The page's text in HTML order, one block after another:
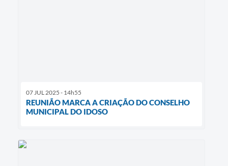
07 JUL 2025 - 14h55
REUNIÃO MARCA A CRIAÇÃO DO CONSELHO
MUNICIPAL DO IDOSO